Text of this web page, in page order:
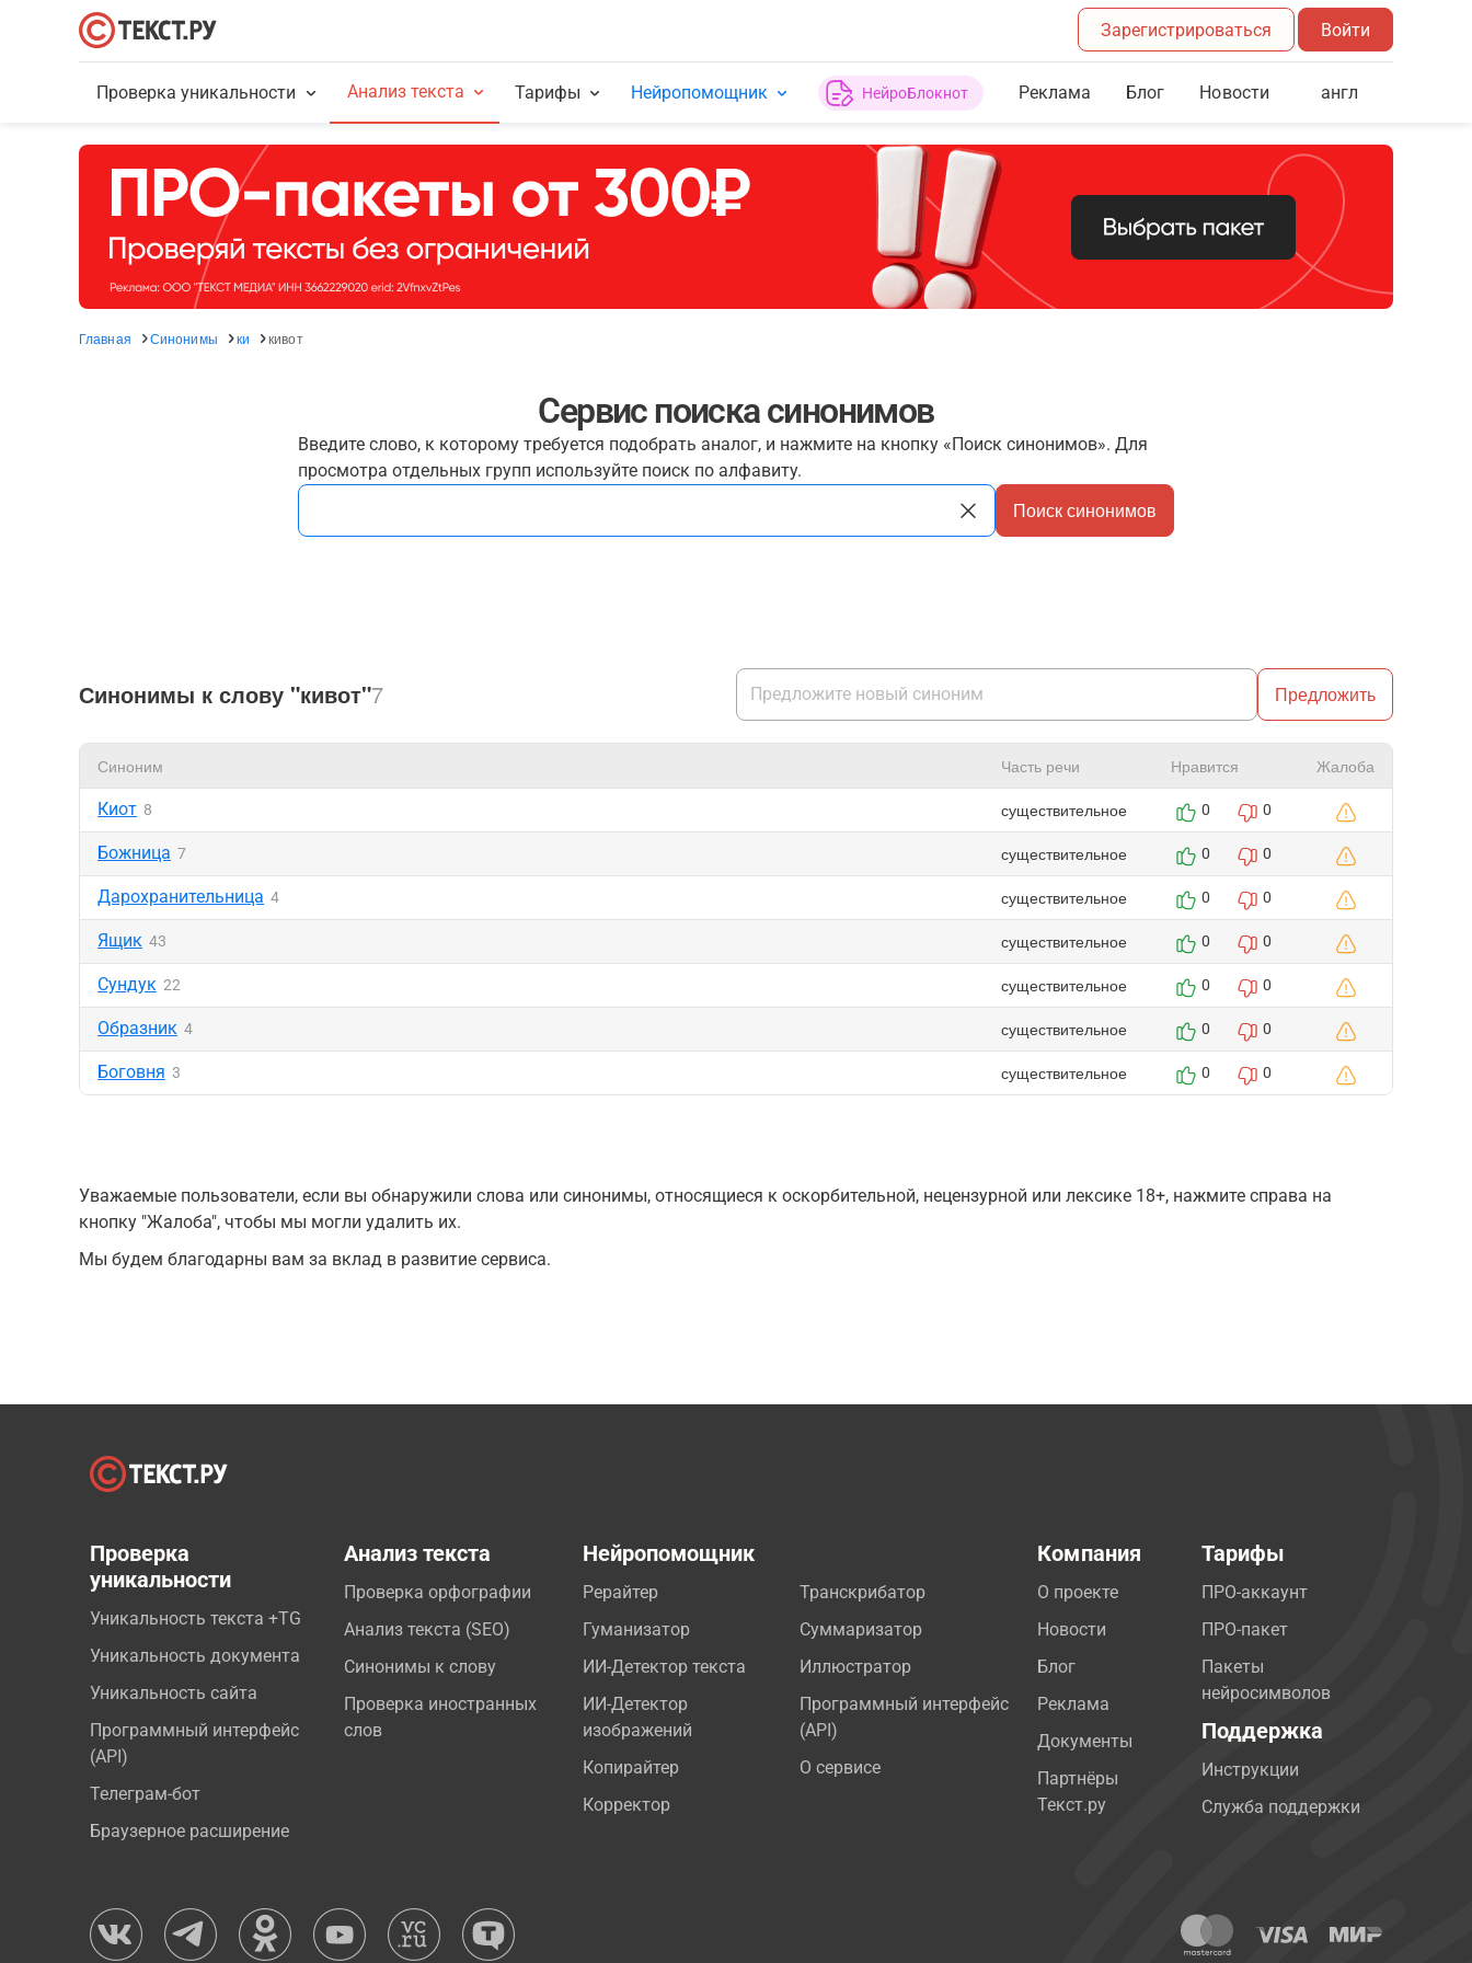
Зарегистрироваться Войти
Проверка уникальности Анализ текста Тарифы Нейропомощник НейроБлокнот Реклама Блог Новости англ
Главная Синонимы ки кивот
Сервис поиска синонимов
Введите слово, к которому требуется подобрать аналог, и нажмите на кнопку «Поиск синонимов». Для
просмотра отдельных групп используйте поиск по алфавиту.
Поиск синонимов
Синонимы к слову "кивот"7 Предложить
Синоним Часть речи Нравится Жалоба
Киот 8 существительное 0 0
Божница 7 существительное 0 0
Дарохранительница 4 существительное 0 0
Ящик 43 существительное 0 0
Сундук 22 существительное 0 0
Образник 4 существительное 0 0
Боговня 3 существительное 0 0
Уважаемые пользователи, если вы обнаружили слова или синонимы, относящиеся к оскорбительной, нецензурной или лексике 18+, нажмите справа на
кнопку "Жалоба", чтобы мы могли удалить их.
Мы будем благодарны вам за вклад в развитие сервиса.
Проверка
уникальности
Уникальность текста +TG
Уникальность документа
Уникальность сайта
Программный интерфейс
(API)
Телеграм-бот
Браузерное расширение
Анализ текста
Проверка орфографии
Анализ текста (SEO)
Синонимы к слову
Проверка иностранных
слов
Нейропомощник
Рерайтер
Гуманизатор
ИИ-Детектор текста
ИИ-Детектор
изображений
Копирайтер
Корректор
Транскрибатор
Суммаризатор
Иллюстратор
Программный интерфейс
(API)
О сервисе
Компания
О проекте
Новости
Блог
Реклама
Документы
Партнёры
Текст.ру
Тарифы
ПРО-аккаунт
ПРО-пакет
Пакеты
нейросимволов
Поддержка
Инструкции
Служба поддержки